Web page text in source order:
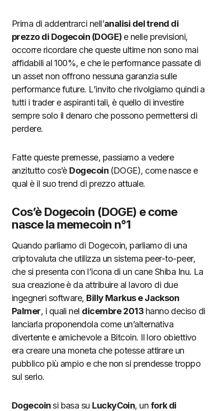
Prima di addentrarci nell’analisi del trend di
prezzo di Dogecoin (DOGE) e nelle previsioni,
occorre ricordare che queste ultime non sono mai
affidabili al 100%, e che le performance passate di
un asset non offrono nessuna garanzia sulle
performance future. L’invito che rivolgiamo quindi a
tutti i trader e aspiranti tali, è quello di investire
sempre solo il denaro che possono permettersi di
perdere.
Fatte queste premesse, passiamo a vedere
anzitutto cos’è Dogecoin (DOGE), come nasce e
qual è il suo trend di prezzo attuale.
Cos’è Dogecoin (DOGE) e come
nasce la memecoin n°1
Quando parliamo di Dogecoin, parliamo di una
criptovaluta che utilizza un sistema peer-to-peer,
che si presenta con l’icona di un cane Shiba Inu. La
sua creazione è da attribuire al lavoro di due
ingegneri software, Billy Markus e Jackson
Palmer, i quali nel dicembre 2013 hanno deciso di
lanciarla proponendola come un’alternativa
divertente e amichevole a Bitcoin. Il loro obiettivo
era creare una moneta che potesse attirare un
pubblico più ampio e che non si prendesse troppo
sul serio.
Dogecoinsi basa su LuckyCoin, un fork di